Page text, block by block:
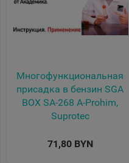
Многофункциональная
присадка в бензин SGA
BOX SA-268 A-Prohim,
Suprotec
71,80 BYN